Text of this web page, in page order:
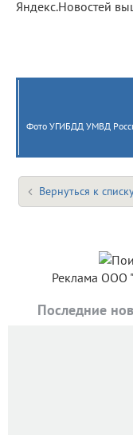
Яндекс.Новостей
Фото УГИБДД УМВД
Вернуться к
Реклама ООО
Последние